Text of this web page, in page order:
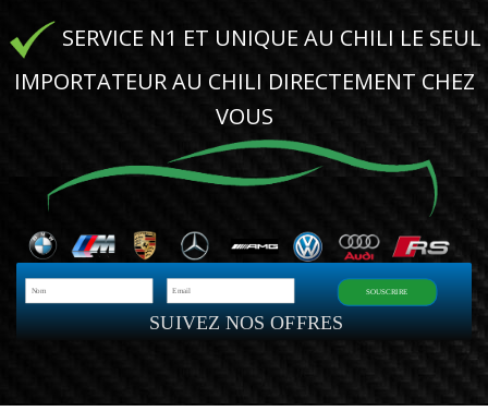
SERVICE N1 ET UNIQUE AU CHILI LE SEUL
IMPORTATEUR AU CHILI DIRECTEMENT CHEZ
VOUS
SUIVEZ NOS OFFRES
SOUSCRIRE